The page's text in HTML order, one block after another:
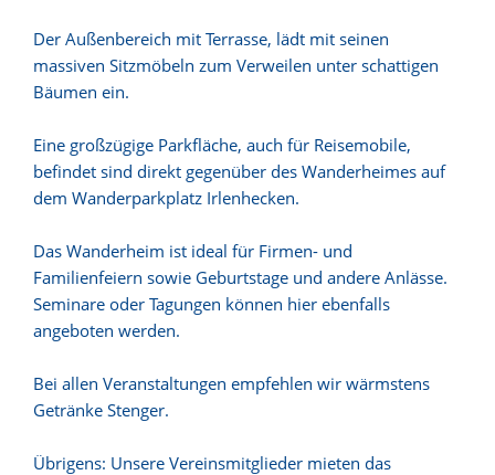
Der Außenbereich mit Terrasse, lädt mit seinen
massiven Sitzmöbeln zum Verweilen unter schattigen
Bäumen ein.
Eine großzügige Parkfläche, auch für Reisemobile,
befindet sind direkt gegenüber des Wanderheimes auf
dem Wanderparkplatz Irlenhecken.
Das Wanderheim ist ideal für Firmen- und
Familienfeiern sowie Geburtstage und andere Anlässe.
Seminare oder Tagungen können hier ebenfalls
angeboten werden.
Bei allen Veranstaltungen empfehlen wir wärmstens
Getränke Stenger.
Übrigens: Unsere Vereinsmitglieder mieten das